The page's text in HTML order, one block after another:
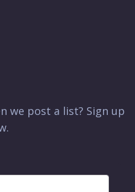
we post a list? Sign up